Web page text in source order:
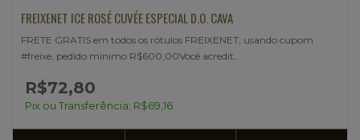
FREIXENET ICE ROSÉ CUVÉE ESPECIAL D.O. CAVA
FRETE GRATIS em todos os rótulos FREIXENET, usando cupom
#freixe, pedido mínimo R$600,00Você acredit..
R$72,80
Pix ou Transferência: R$69,16